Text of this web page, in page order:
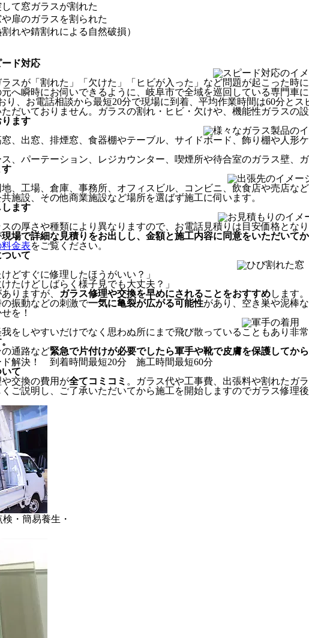
て窓ガラスが割れた
扉のガラスを割られた
れや錆割れによる自然破損）
ド対応
スが「割れた」「欠けた」「ヒビが入った」など問題が起こった時
へ瞬時にお伺いできるように、岐阜市で全域を巡回している専門車
り、お電話相談から最短20分で現場に到着、平均作業時間は60分とス
だいておりません。ガラスの割れ・ヒビ・欠けや、機能性ガラスの
ます
、出窓、排煙窓、食器棚やテーブル、サイドボード、飾り棚や人
、パーテーション、レジカウンター、喫煙所や待合室のガラス壁、
す
、工場、倉庫、事務所、オフィスビル、コンビニ、飲食店や売店
施設、その他商業施設など場所を選ばず施工に伺います。
ます
の厚さや種類により異なりますので、お電話見積りは目安価格となり
現場で詳細な見積りをお出しし、 金額と施工内容に同意をいただいて
料金表をご覧ください。
いて
どすぐに修理したほうがいい？」
たけどしばらく様子見でも大丈夫？」
りますが、
ガラス修理や交換を早めにされることをおすすめします。
振動などの刺激で一気に亀裂が広がる可能性があり、空き巣や泥棒
を！
をしやすいだけでなく思わぬ所にまで飛び散っていることもあり非常
通路など緊急で片付けが必要でしたら軍手や靴で皮膚を保護してから
て
交換の費用が全てコミコミ 。ガラス代や工事費、出張料や割れたガ
ご説明し、ご了承いただいてから施工を開始しますのでガラス修理
・簡易養生・